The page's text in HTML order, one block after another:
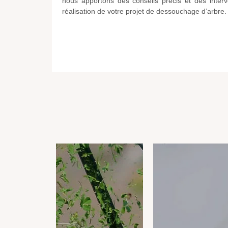
réalisation de votre projet de dessouchage d’arbre.